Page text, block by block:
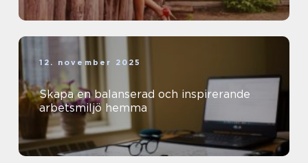
12. november 2025
Skapa en balanserad och inspirerande
arbetsmiljö hemma